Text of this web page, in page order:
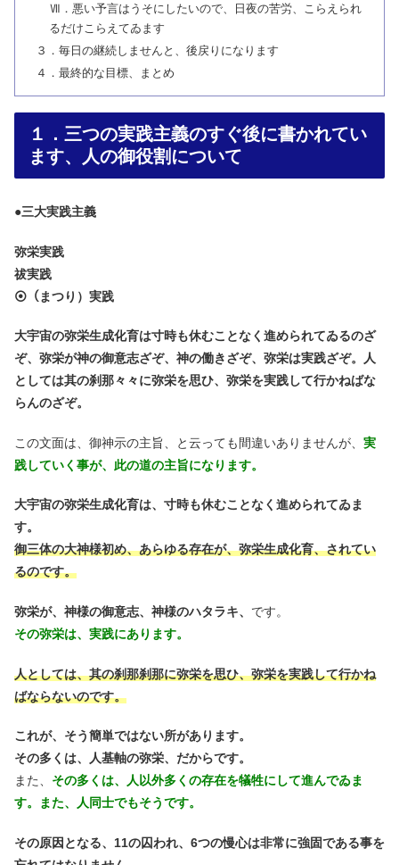
Ⅶ．悪い予言はうそにしたいので、日夜の苦労、こらえられ
るだけこらえてゐます
３．毎日の継続しませんと、後戻りになります
４．最終的な目標、まとめ
１．三つの実践主義のすぐ後に書かれてい
ます、人の御役割について
●三大実践主義
弥栄実践
祓実践
⦿（まつり）実践
大宇宙の弥栄生成化育は寸時も休むことなく進められてゐるのざ
ぞ、弥栄が神の御意志ざぞ、神の働きざぞ、弥栄は実践ざぞ。人
としては其の刹那々々に弥栄を思ひ、弥栄を実践して行かねばな
らんのざぞ。
この文面は、御神示の主旨、と云っても間違いありませんが、 実
践していく事が、此の道の主旨になります。
大宇宙の弥栄生成化育は、寸時も休むことなく進められてゐま
す。
御三体の大神様初め、あらゆる存在が、弥栄生成化育、されてい
るのです。
弥栄が、神様の御意志、神様のハタラキ、 です。
その弥栄は、実践にあります。
人としては、其の刹那刹那に弥栄を思ひ、弥栄を実践して行かね
ばならないのです。
これが、そう簡単ではない所があります。
その多くは、人基軸の弥栄、だからです。
また、 その多くは、人以外多くの存在を犠牲にして進んでゐま
す。また、人同士でもそうです。
その原因となる、11の囚われ、6つの慢心は非常に強固である事を